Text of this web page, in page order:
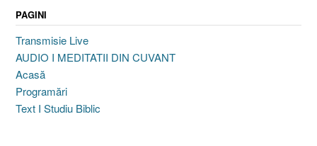
PAGINI
Transmisie Live
AUDIO I MEDITATII DIN CUVANT
Acasă
Programări
Text I Studiu Biblic